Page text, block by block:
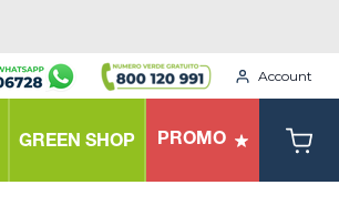
Account
GREEN SHOP PROMO